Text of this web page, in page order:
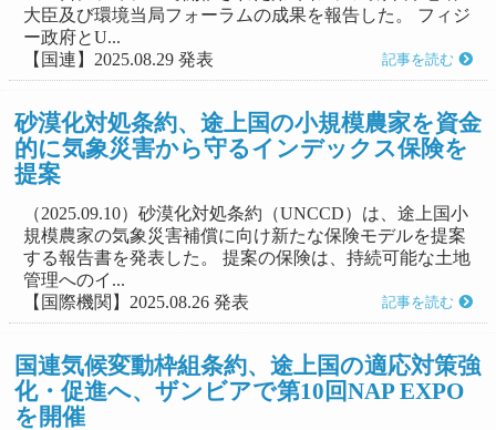
大臣及び環境当局フォーラムの成果を報告した。 フィジ
ー政府とU...
【国連】2025.08.29 発表
記事を読む
砂漠化対処条約、途上国の小規模農家を資金
的に気象災害から守るインデックス保険を
提案
（2025.09.10）砂漠化対処条約（UNCCD）は、途上国小
規模農家の気象災害補償に向け新たな保険モデルを提案
する報告書を発表した。 提案の保険は、持続可能な土地
管理へのイ...
【国際機関】2025.08.26 発表
記事を読む
国連気候変動枠組条約、途上国の適応対策強
化・促進へ、ザンビアで第10回NAP EXPO
を開催